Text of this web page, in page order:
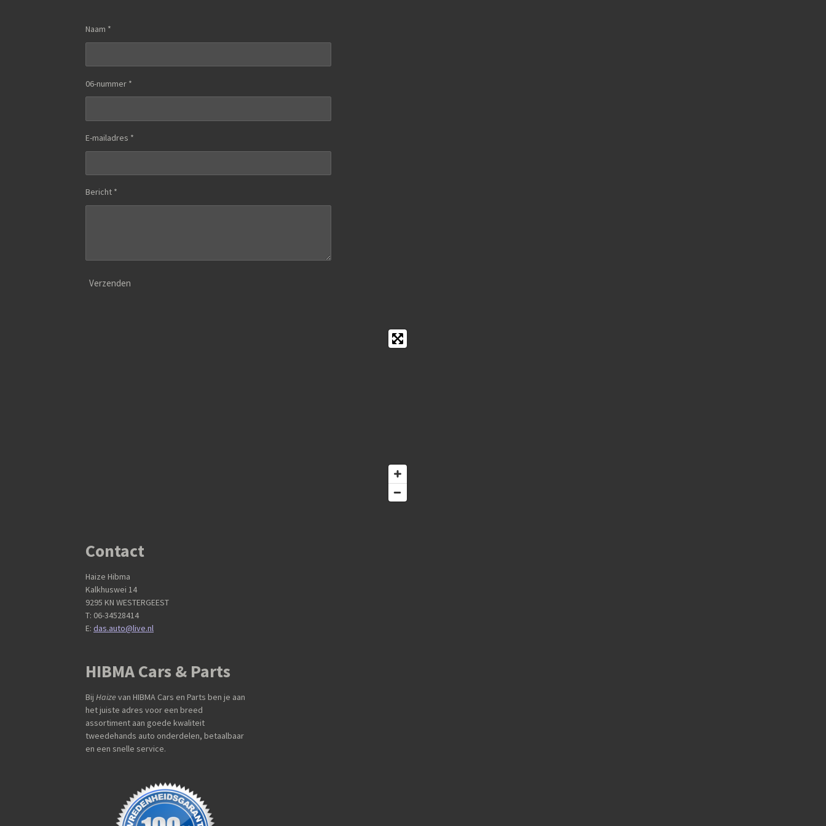
Naam *
06-nummer *
E-mailadres *
Bericht *
Verzenden
Contact
Haize Hibma
Kalkhuswei 14
9295 KN WESTERGEEST
T: 06-34528414
E: das.auto@live.nl
HIBMA Cars & Parts
Bij Haizevan HIBMA Cars en Parts ben je aan
het juiste adres voor een breed
assortiment aan goede kwaliteit
tweedehands auto onderdelen, betaalbaar
en een snelle service.